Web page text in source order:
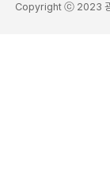
Copyright ⓒ 2023